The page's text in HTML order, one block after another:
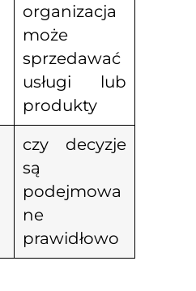
organizacja
może
sprzedawać
usługi lub
produkty
czy decyzje
są
podejmowa
ne
prawidłowo